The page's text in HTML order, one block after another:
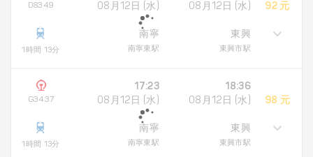
D8349
1時間 13分
08月12日 (水)
南寧
南寧東駅
08月12日 (水)
東興
東興市駅
92 元
G3437
1時間 13分
17:23
08月12日 (水)
南寧
南寧東駅
18:36
08月12日 (水)
東興
東興市駅
98 元